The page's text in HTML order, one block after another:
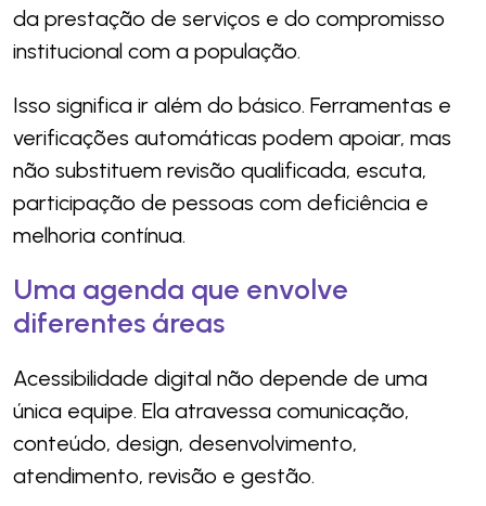
da prestação de serviços e do compromisso
institucional com a população.
Isso significa ir além do básico. Ferramentas e
verificações automáticas podem apoiar, mas
não substituem revisão qualificada, escuta,
participação de pessoas com deficiência e
melhoria contínua.
Uma agenda que envolve
diferentes áreas
Acessibilidade digital não depende de uma
única equipe. Ela atravessa comunicação,
conteúdo, design, desenvolvimento,
atendimento, revisão e gestão.